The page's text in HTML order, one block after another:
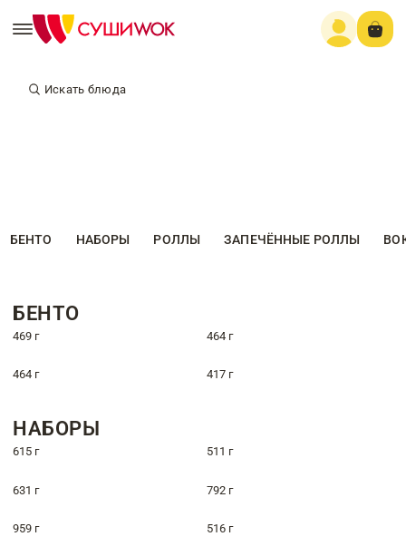
Искать блюда
БЕНТО НАБОРЫ РОЛЛЫ ЗАПЕЧЁННЫЕ РОЛЛЫ
БЕНТО
469 г 464 г
464 г 417 г
НАБОРЫ
615 г 511 г
631 г 792 г
959 г 516 г